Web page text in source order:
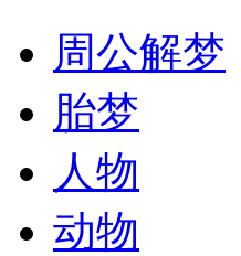
周公解梦
胎梦
人物
动物